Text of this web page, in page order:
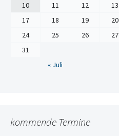
10
11 12 13
17
18 19 20
24
25 26 27
31
« Juli
kommende Termine